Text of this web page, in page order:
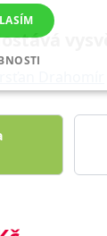
FUNKČNÍ
Webové stránky